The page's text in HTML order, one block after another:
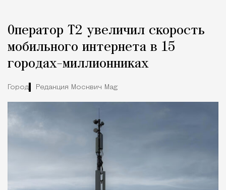
Оператор Т2 увеличил скорость
мобильного интернета в 15
городах-миллионниках
Город Редакция Москвич Mag